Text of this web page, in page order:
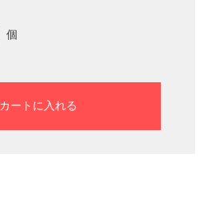
個
カートに入れる